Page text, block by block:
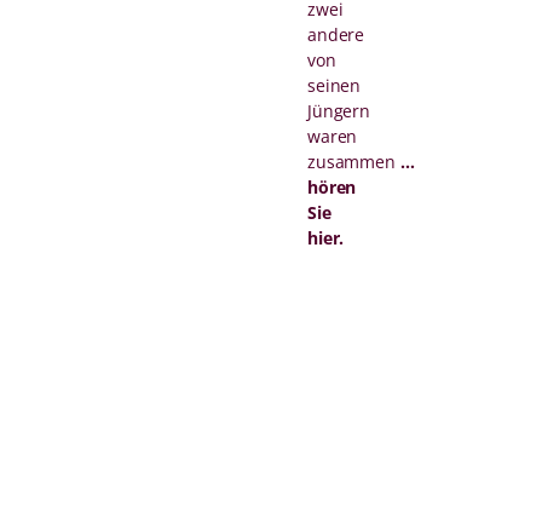
zwei
andere
von
seinen
Jüngern
waren
zusammen …
hören
Sie
hier.